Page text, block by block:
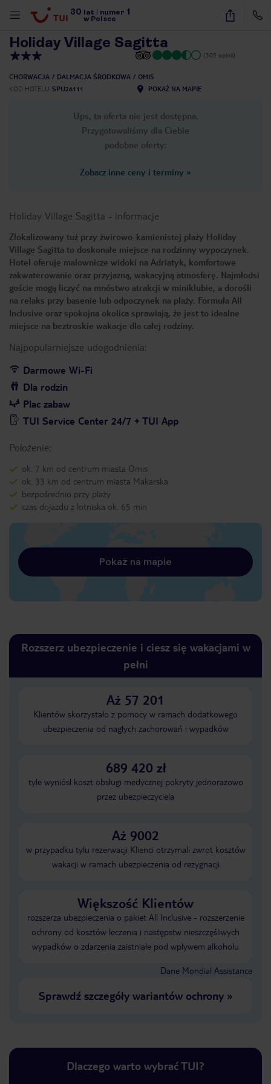
30 lat numer 1
w Polsce
11
Holiday Village Sagitta
(305 opinii)
CHORWACJA DALMACJA ŚRODKOWA
OMIS
KOD HOTELU SPU26111 POKAŻ NA MAPIE
Ups, ta oferta nie jest dostępna.
Przygotowaliśmy dla Ciebie
podobne oferty:
Zobacz inne ceny i terminy »
Holiday Village Sagitta - informacje
Zlokalizowany tuż przy żwirowo-kamienistej plaży Holiday
Village Sagitta to doskonałe miejsce na rodzinny wypoczynek.
Hotel oferuje malownicze widoki na Adriatyk, komfortowe
zakwaterowanie oraz przyjazną, wakacyjną atmosferę. Najmłodsi
goście mogą liczyć na mnóstwo atrakcji w miniklubie, a dorośli
na relaks przy basenie lub odpoczynek na plaży. Formuła All
Inclusive oraz spokojna okolica sprawiają, że jest to idealne
miejsce na beztroskie wakacje dla całej rodziny.
Najpopularniejsze udogodnienia:
Darmowe Wi-Fi
Dla rodzin
Plac zabaw
TUI Service Center 24/7 + TUI App
Położenie:
ok. 7 km od centrum miasta Omis
ok. 33 km od centrum miasta Makarska
bezpośrednio przy plaży
czas dojazdu z lotniska ok. 65 min
Pokaż na mapie
Rozszerz ubezpieczenie i ciesz się wakacjami w
pełni
Aż 57 201
Klientów skorzystało z pomocy w ramach dodatkowego
ubezpieczenia od nagłych zachorowań i wypadków
689 420 zł
tyle wyniósł koszt obsługi medycznej pokryty jednorazowo
przez ubezpieczyciela
Aż 9002
w przypadku tylu rezerwacji Klienci otrzymali zwrot kosztów
wakacji w ramach ubezpieczenia od rezygnacji
Większość Klientów
rozszerza ubezpieczenia o pakiet All Inclusive - rozszerzenie
ochrony od kosztów leczenia i następstw nieszczęśliwych
wypadków o zdarzenia zaistniałe pod wpływem alkoholu
Dane Mondial Assistance
Sprawdź szczegóły wariantów ochrony»
Dlaczego warto wybrać TUI?